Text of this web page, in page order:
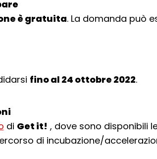
è gratuita. La domanda può
fino al 24 ottobre 2022.
di Get it! , dove sono disponibili
di incubazione/